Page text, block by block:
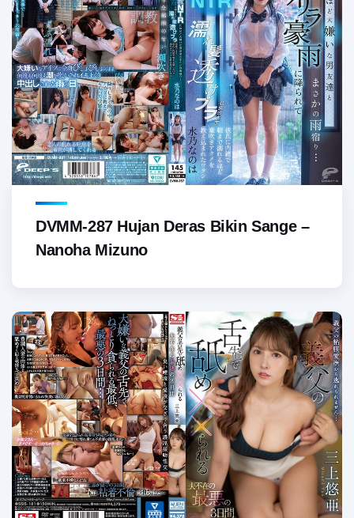
DVMM-287 Hujan Deras Bikin Sange –
Nanoha Mizuno